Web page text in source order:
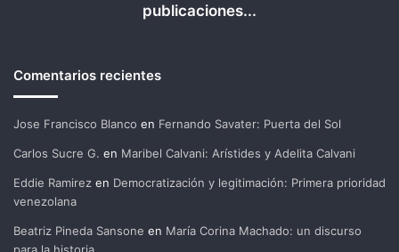
publicaciones...
Comentarios recientes
Jose Francisco Blanco en Fernando Savater: Puerta del Sol
Carlos Sucre G. en Maribel Calvani: Arístides y Adelita Calvani
Eddie Ramirez en Democratización y legitimación: Primera prioridad
venezolana
Beatriz Pineda Sansone en María Corina Machado: un discurso